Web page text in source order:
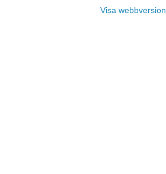
Visa webbversion